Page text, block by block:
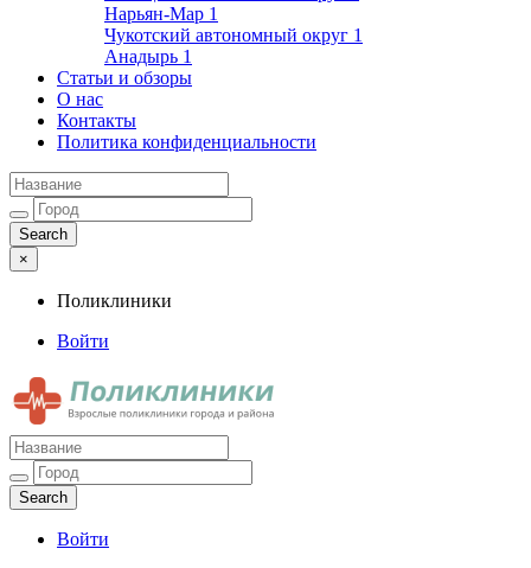
Нарьян-Мар 1
Чукотский автономный округ 1
Анадырь 1
Статьи и обзоры
О нас
Контакты
Политика конфиденциальности
×
Поликлиники
Войти
Поликлиники
Взрослые поликлиники города и района
Войти